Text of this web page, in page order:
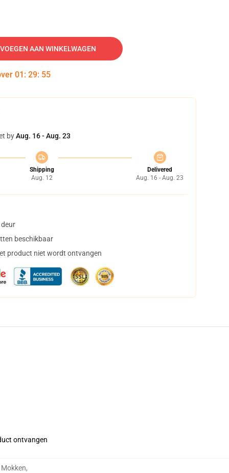
AAN WINKELWAGEN
01 : 29: 54
byAug. 16 - Aug. 23
Shipping
Aug. 12
Delivered
Aug. 16 - Aug. 23
beschikbaar
product niet wordt ontvangen
ontvangen
,